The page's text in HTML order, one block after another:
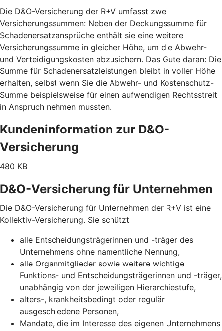
Die D&O-Versicherung der R+V umfasst zwei
Versicherungssummen: Neben der Deckungssumme für
Schadenersatzansprüche enthält sie eine weitere
Versicherungssumme in gleicher Höhe, um die Abwehr-
und Verteidigungskosten abzusichern. Das Gute daran: Die
Summe für Schadenersatzleistungen bleibt in voller Höhe
erhalten, selbst wenn Sie die Abwehr- und Kostenschutz-
Summe beispielsweise für einen aufwendigen Rechtsstreit
in Anspruch nehmen mussten.
Kundeninformation zur D&O-
Versicherung
480 KB
D&O-Versicherung für Unternehmen
Die D&O-Versicherung für Unternehmen der R+V ist eine
Kollektiv-Versicherung. Sie schützt
alle Entscheidungsträgerinnen und -träger des
Unternehmens ohne namentliche Nennung,
alle Organmitglieder sowie weitere wichtige
Funktions- und Entscheidungsträgerinnen und -träger,
unabhängig von der jeweiligen Hierarchiestufe,
alters-, krankheitsbedingt oder regulär
ausgeschiedene Personen,
Mandate, die im Interesse des eigenen Unternehmens